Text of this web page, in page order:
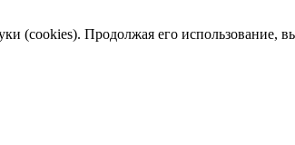
(cookies). Продолжая его использование,